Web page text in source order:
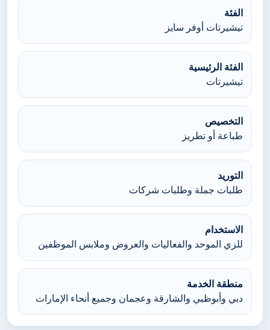
الفئة
تيشيرتات أوفر سايز
الفئة الرئيسية
تيشيرتات
التخصيص
طباعة أو تطريز
التوريد
طلبات جملة وطلبات شركات
الاستخدام
للزي الموحد والفعاليات والعروض وملابس الموظفين
منطقة الخدمة
دبي وأبوظبي والشارقة وعجمان وجميع أنحاء الإمارات